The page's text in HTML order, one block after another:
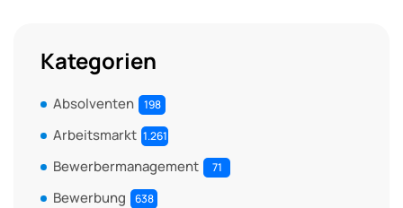
Kategorien
Absolventen 198
Arbeitsmarkt 1.261
Bewerbermanagement 71
Bewerbung 638